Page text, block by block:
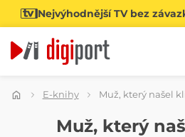
Nejvýhodnější TV bez
Kategorie
E-knihy Muž, který našel
Muž, který